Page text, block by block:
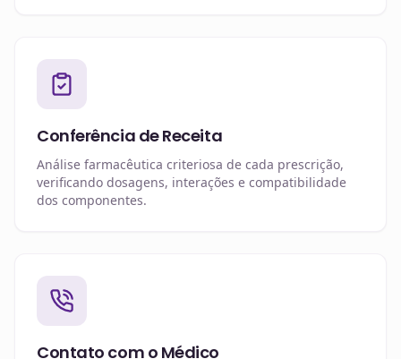
Conferência de Receita
Análise farmacêutica criteriosa de cada prescrição,
verificando dosagens, interações e compatibilidade
dos componentes.
Contato com o Médico